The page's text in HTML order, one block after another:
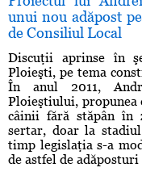
unui nou adăpost
de Consiliul Local
Discuţii aprinse în
Ploieşti, pe tema
În anul 2011,
Ploieştiului, propunea
câinii fără stăpân în
sertar, doar la
timp legislaţia s-a
de astfel de adăposturi